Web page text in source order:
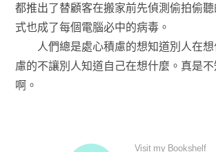
都推出了替顧客在搬家前先偵測偷拍偷
式也成了每個電腦必中的病毒。
人們總是處心積慮的想知道別人在想
慮的不讓別人知道自己在想什麼。真是
啊。